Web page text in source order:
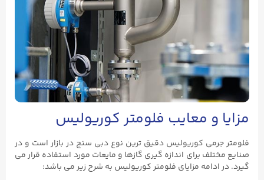
مزایا و معایب فلومتر کوریولیس
فلومتر جرمی کوریولیس دقیق‌ ترین نوع دبی‌ سنج در بازار است و در
صنایع مختلف برای اندازه‌ گیری گازها و مایعات مورد استفاده قرار می
گیرد. در ادامه مزایای فلومتر کوریولیس به شرح زیر می باشد: